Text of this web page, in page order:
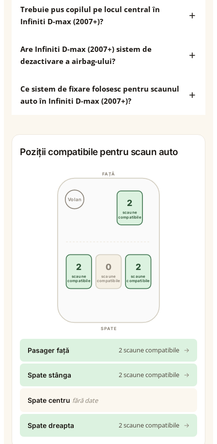
Trebuie pus copilul pe locul central în
Infiniti D-max (2007+)?
Are Infiniti D-max (2007+) sistem de
dezactivare a airbag-ului?
Ce sistem de fixare folosesc pentru scaunul
auto în Infiniti D-max (2007+)?
Poziții compatibile pentru scaun auto
Volan
FAȚĂ
SPATE
2
scaune
compatibile
2
scaune
compatibile
0
scaune
compatibile
2
scaune
compatibile
Pasager față 2 scaune compatibile →
Spate stânga 2 scaune compatibile →
Spate centru fără date
Spate dreapta 2 scaune compatibile →